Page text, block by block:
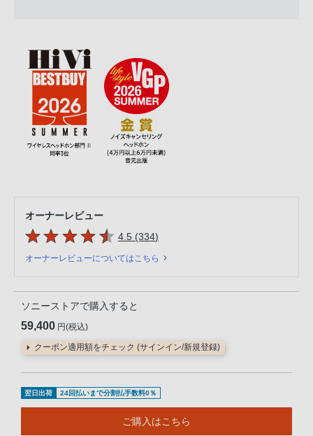
オーナーレビュー
5つの星のうち
4.5 (334件のレビュー
)
オーナーレビューについてはこちら
ソニーストアで購入すると
59,400 円(税込)
クーポン適用額をチェック (サインイン/新規登録)
翌日出荷 24回払いまで分割払手数料0％
ご購入はこちら